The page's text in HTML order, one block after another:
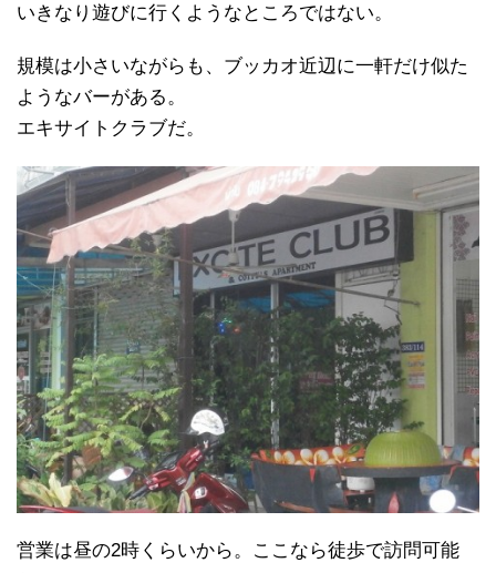
いきなり遊びに行くようなところではない。
規模は小さいながらも、ブッカオ近辺に一軒だけ似た
ようなバーがある。
エキサイトクラブだ。
営業は昼の2時くらいから。ここなら徒歩で訪問可能